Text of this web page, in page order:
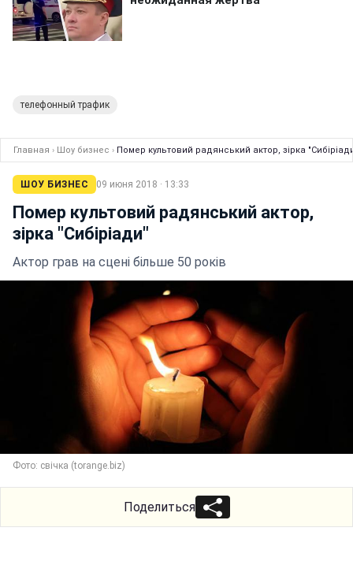
телефонный трафик
Главная › Шоу бизнес › Помер культовий радянський актор, зірка
ШОУ БИЗНЕС 09 июня 2018 · 13:33
Помер культовий радянський актор,
зірка "Сибіріади"
Актор грав на сцені більше 50 років
Фото: свічка (torange.biz)
Поделиться